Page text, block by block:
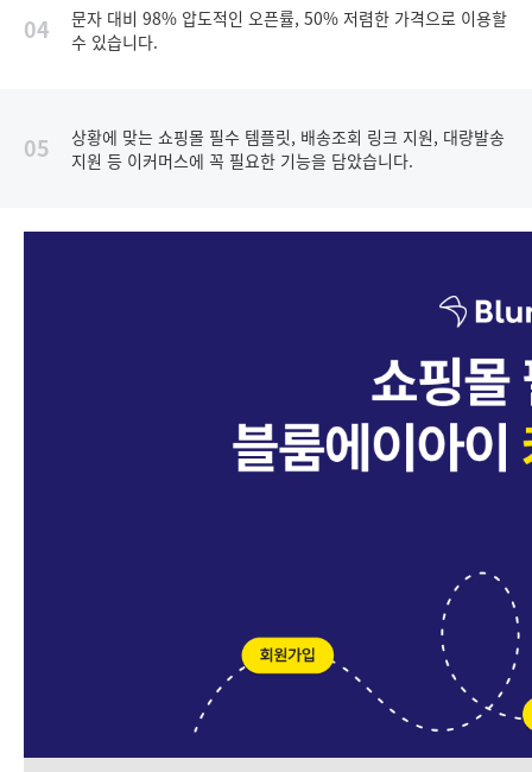
04
문자 대비 98% 압도적인 오픈률, 50% 저렴한 가격으로 이용할
수 있습니다.
05
상황에 맞는 쇼핑몰 필수 템플릿, 배송조회 링크 지원, 대량발송
지원 등 이커머스에 꼭 필요한 기능을 담았습니다.